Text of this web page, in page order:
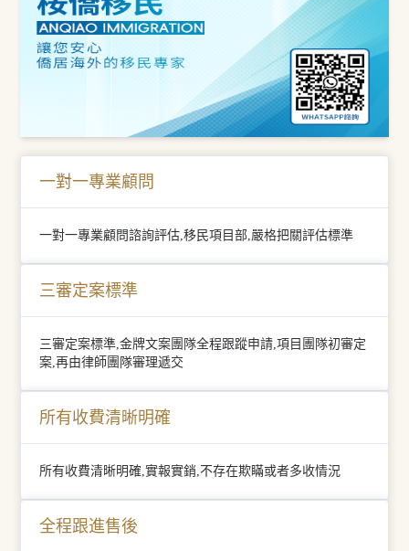
一對一專業顧問
一對一專業顧問諮詢評估,移民項目部,嚴格把關評估標準
三審定案標準
三審定案標準,金牌文案團隊全程跟蹤申請,項目團隊初審定
案,再由律師團隊審理遞交
所有收費清晰明確
所有收費清晰明確,實報實銷,不存在欺瞞或者多收情況
全程跟進售後